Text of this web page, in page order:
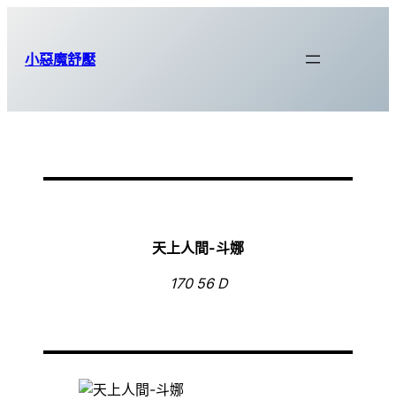
小惡魔舒壓
天上人間-斗娜
170 56 D